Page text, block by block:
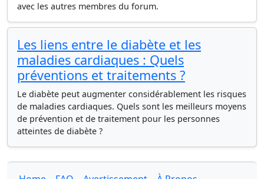
avec les autres membres du forum.
Les liens entre le diabète et les
maladies cardiaques : Quels
préventions et traitements ?
Le diabète peut augmenter considérablement les risques
de maladies cardiaques. Quels sont les meilleurs moyens
de prévention et de traitement pour les personnes
atteintes de diabète ?